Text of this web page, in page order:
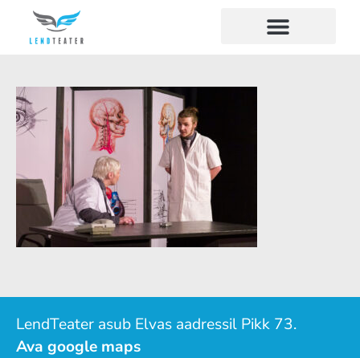
LendTeater asub Elvas aadressil Pikk 73.
Ava google maps